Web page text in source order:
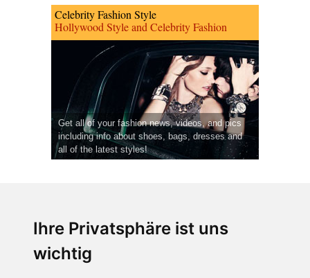
Ihre Privatsphäre ist uns
wichtig
Celebrity Fashion Style
Hollywood Style and Celebrity Fashion
Get all of your fashion news, videos, and pics
including info about shoes, bags, dresses and
all of the latest styles!
CPost.org© 2013-2023 The Celebrity Post.